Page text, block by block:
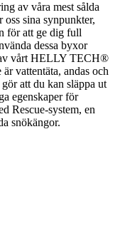
av våra mest sålda
sina synpunkter,
för att ge dig full
dessa byxor
av vårt HELLY TECH®
vattentäta, andas och
att du kan släppa ut
egenskaper för
Rescue-system, en
snökängor.